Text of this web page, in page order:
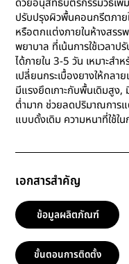
ด้วยอนุสิทธิบัตรกรรมวิธีเพิ่
ปรับปรุงผิวพื้นคอนกรีตภาย
หรือตกแต่งภายในห้างสรร
พยาบาล ที่เน้นการใช้เวลาป
ได้ภายใน 3-5 วัน เหมาะสำ
เปลี่ยนกระเบื้องยางให้กล
มีแรงยึดเกาะกับพื้นเดิมสูง
ต่ำมาก ช่วยลดปริมาณการ
แบบดั้งเดิม ความหนาที่ใช้ใ
เอกสารสำคัญ
ข้อมูลผลิตภัณฑ์
ขั้นตอนการติดตั้ง